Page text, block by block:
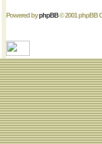
Powered byphpBB© 2001 phpBB